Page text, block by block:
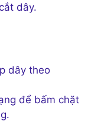
dây.
dây theo
để bấm chặt